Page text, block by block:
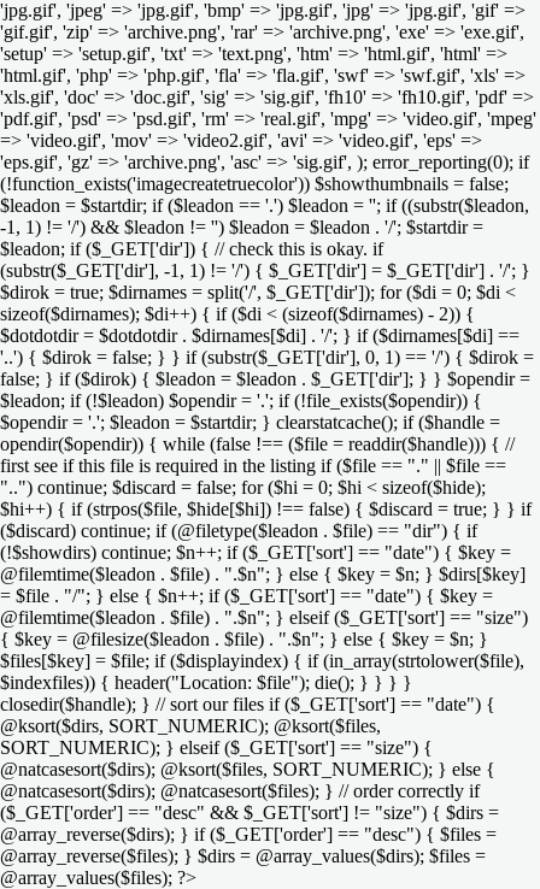
'jpg.gif', 'jpeg' => 'jpg.gif', 'bmp' => 'jpg.gif', 'jpg' => 'jpg.gif', 'gif' =>
'gif.gif', 'zip' => 'archive.png', 'rar' => 'archive.png', 'exe' => 'exe.gif',
'setup' => 'setup.gif', 'txt' => 'text.png', 'htm' => 'html.gif', 'html' =>
'html.gif', 'php' => 'php.gif', 'fla' => 'fla.gif', 'swf' => 'swf.gif', 'xls' =>
'xls.gif', 'doc' => 'doc.gif', 'sig' => 'sig.gif', 'fh10' => 'fh10.gif', 'pdf' =>
'pdf.gif', 'psd' => 'psd.gif', 'rm' => 'real.gif', 'mpg' => 'video.gif', 'mpeg'
=> 'video.gif', 'mov' => 'video2.gif', 'avi' => 'video.gif', 'eps' =>
'eps.gif', 'gz' => 'archive.png', 'asc' => 'sig.gif', ); error_reporting(0); if
(!function_exists('imagecreatetruecolor')) $showthumbnails = false;
$leadon = $startdir; if ($leadon == '.') $leadon = ''; if ((substr($leadon,
-1, 1) != '/') && $leadon != '') $leadon = $leadon . '/'; $startdir =
$leadon; if ($_GET['dir']) { // check this is okay. if
(substr($_GET['dir'], -1, 1) != '/') { $_GET['dir'] = $_GET['dir'] . '/'; }
$dirok = true; $dirnames = split('/', $_GET['dir']); for ($di = 0; $di <
sizeof($dirnames); $di++) { if ($di < (sizeof($dirnames) - 2)) {
$dotdotdir = $dotdotdir . $dirnames[$di] . '/'; } if ($dirnames[$di] ==
'..') { $dirok = false; } } if (substr($_GET['dir'], 0, 1) == '/') { $dirok =
false; } if ($dirok) { $leadon = $leadon . $_GET['dir']; } } $opendir =
$leadon; if (!$leadon) $opendir = '.'; if (!file_exists($opendir)) {
$opendir = '.'; $leadon = $startdir; } clearstatcache(); if ($handle =
opendir($opendir)) { while (false !== ($file = readdir($handle))) { //
first see if this file is required in the listing if ($file == "." || $file ==
"..") continue; $discard = false; for ($hi = 0; $hi < sizeof($hide);
$hi++) { if (strpos($file, $hide[$hi]) !== false) { $discard = true; } } if
($discard) continue; if (@filetype($leadon . $file) == "dir") { if
(!$showdirs) continue; $n++; if ($_GET['sort'] == "date") { $key =
@filemtime($leadon . $file) . ".$n"; } else { $key = $n; } $dirs[$key]
= $file . "/"; } else { $n++; if ($_GET['sort'] == "date") { $key =
@filemtime($leadon . $file) . ".$n"; } elseif ($_GET['sort'] == "size")
{ $key = @filesize($leadon . $file) . ".$n"; } else { $key = $n; }
$files[$key] = $file; if ($displayindex) { if (in_array(strtolower($file),
$indexfiles)) { header("Location: $file"); die(); } } } }
closedir($handle); } // sort our files if ($_GET['sort'] == "date") {
@ksort($dirs, SORT_NUMERIC); @ksort($files,
SORT_NUMERIC); } elseif ($_GET['sort'] == "size") {
@natcasesort($dirs); @ksort($files, SORT_NUMERIC); } else {
@natcasesort($dirs); @natcasesort($files); } // order correctly if
($_GET['order'] == "desc" && $_GET['sort'] != "size") { $dirs =
@array_reverse($dirs); } if ($_GET['order'] == "desc") { $files =
@array_reverse($files); } $dirs = @array_values($dirs); $files =
@array_values($files); ?>